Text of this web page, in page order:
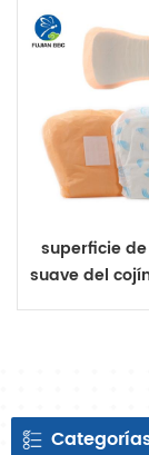
superficie
suave del